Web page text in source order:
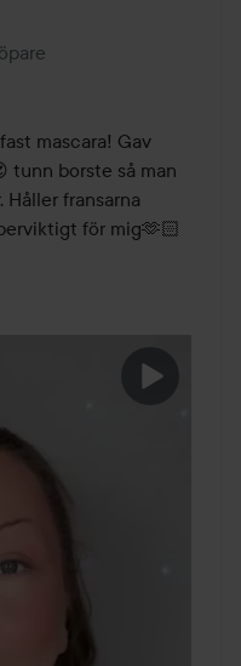
mascara! Gav
tunn borste så man
fransarna
för mig🫶🏻